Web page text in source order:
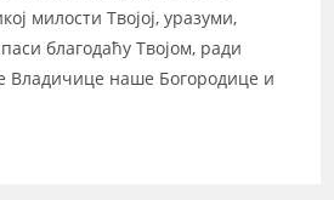
милости Твојој, уразуми,
благодаћу Твојом, ради
Владичице наше Богородице и